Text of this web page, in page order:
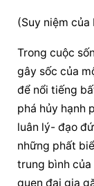
(Suy niệm
Trong cuộc
gây sốc của
để nổi tiếng
phá hủy hạnh
luân lý- đạo
những phất
trung bình của
quen đại gia